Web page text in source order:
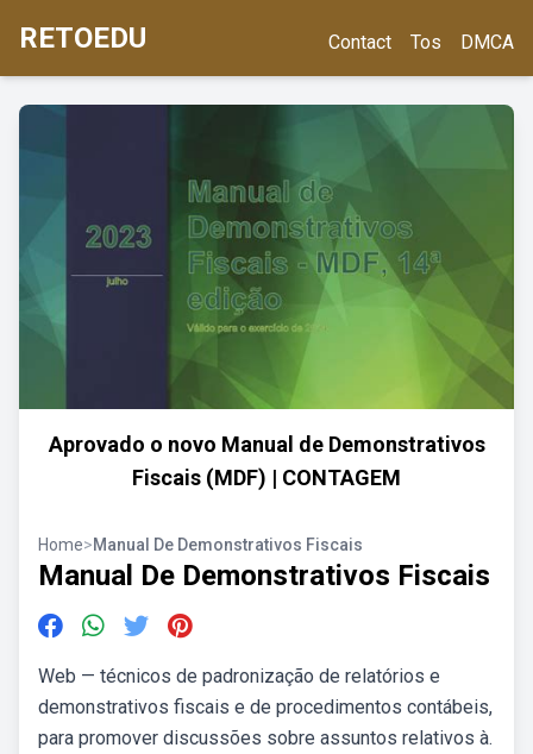
RETOEDU Contact Tos DMCA
Aprovado o novo Manual de Demonstrativos
Fiscais (MDF) | CONTAGEM
Home>Manual De Demonstrativos Fiscais
Manual De Demonstrativos Fiscais
Web — técnicos de padronização de relatórios e
demonstrativos fiscais e de procedimentos contábeis,
para promover discussões sobre assuntos relativos à.